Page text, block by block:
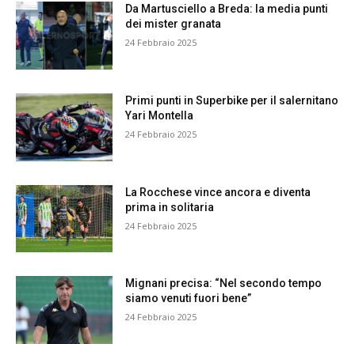
Da Martusciello a Breda: la media punti
dei mister granata
24 Febbraio 2025
Primi punti in Superbike per il salernitano
Yari Montella
24 Febbraio 2025
La Rocchese vince ancora e diventa
prima in solitaria
24 Febbraio 2025
Mignani precisa: “Nel secondo tempo
siamo venuti fuori bene”
24 Febbraio 2025